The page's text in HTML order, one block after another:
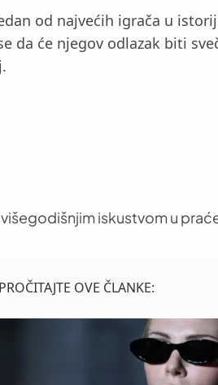
od najvećih igrača u
će njegov odlazak biti
iskustvom u
OVE ČLANKE: